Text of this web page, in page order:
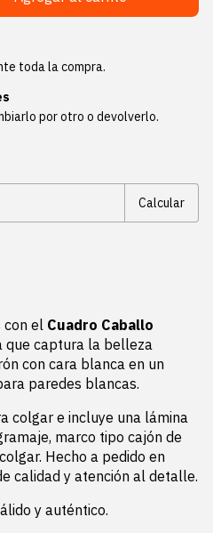
toda la compra.
por otro o devolverlo.
Calcular
con el Cuadro Caballo
que captura la belleza
con cara blanca en un
paredes blancas.
colgar e incluye una lámina
marco tipo cajón de
Hecho a pedido en
calidad y atención al detalle.
y auténtico.